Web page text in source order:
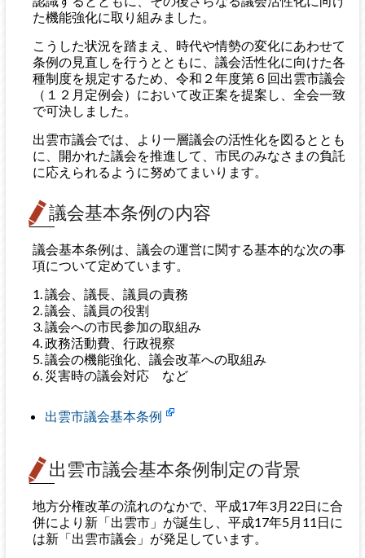
た機能強化に取り組みました。
こうした状況を踏まえ、時代や情勢の変化にあわせて
条例の見直しを行うとともに、議会活性化に向けた各
種制度を規定するため、令和２年度第６回出雲市議会
（１２月定例会）において改正案を提案し、全会一致
で可決しました。
出雲市議会では、より一層議会の活性化を図るととも
に、開かれた議会を推進して、市民のみなさまの負託
に応えられるように努めてまいります。
議会基本条例の内容
議会基本条例は、議会の運営に関する基本的な次の事
項について定めています。
議会、議長、議員の責務
議会、議員の役割
議会への市民参加の取組み
政務活動費、行政視察
議会の機能強化、議会改革への取組み
災害時の議会対応 など
出雲市議会基本条例
出雲市議会基本条例制定の背景
地方分権改革の流れのなかで、平成17年3月22日に合
併により新「出雲市」が誕生し、平成17年5月11日に
は新「出雲市議会」が発足しています。